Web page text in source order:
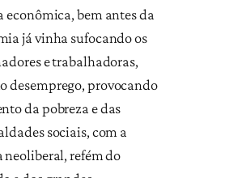
bem antes da
já vinha sufocando os
e trabalhadoras,
desemprego, provocando
da pobreza e das
sociais, com a
neoliberal, refém do